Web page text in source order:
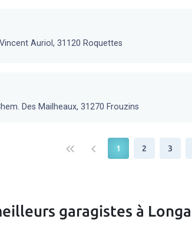
Auriol, 31120 Roquettes
Des Mailheaux, 31270 Frouzins
keyboard_double_arrow_left keyboard_arrow_left 1 2 3
garagistes à